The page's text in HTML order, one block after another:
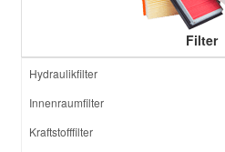
Filter
Hydraulikfilter
Innenraumfilter
Kraftstofffilter